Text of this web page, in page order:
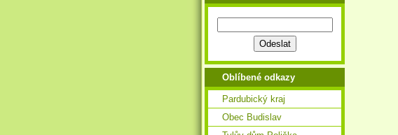
Oblíbené odkazy
Pardubický kraj
Obec Budislav